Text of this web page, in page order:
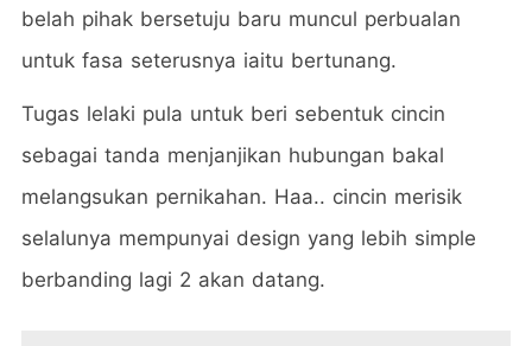
belah pihak bersetuju baru muncul perbualan
untuk fasa seterusnya iaitu bertunang.
Tugas lelaki pula untuk beri sebentuk cincin
sebagai tanda menjanjikan hubungan bakal
melangsukan pernikahan. Haa.. cincin merisik
selalunya mempunyai design yang lebih simple
berbanding lagi 2 akan datang.